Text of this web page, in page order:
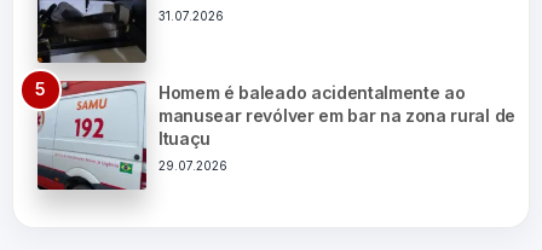
31.07.2026
Homem é baleado acidentalmente ao
manusear revólver em bar na zona rural de
Ituaçu
29.07.2026